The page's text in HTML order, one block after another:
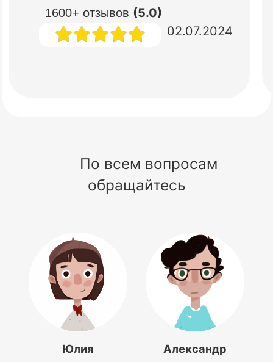
1600+ отзывов (5.0)
02.07.2024
По всем вопросам
обращайтесь
Юлия Александр